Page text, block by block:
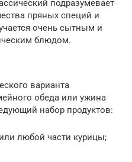
подразумевает
пряных специй и
очень сытным и
блюдом.
варианта
обеда или ужина
набор продуктов:
любой части курицы;